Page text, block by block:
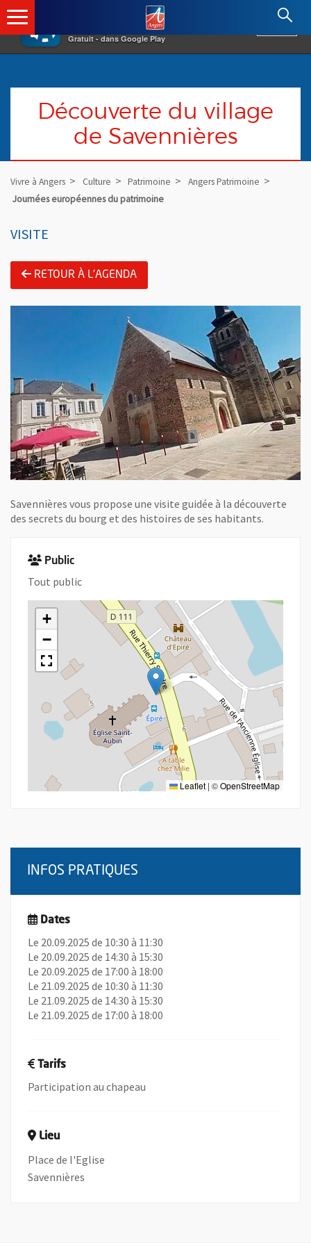
×
Gratuit - dans Google Play
Angers.fr : Retour à l'accueil
Découverte du village
de Savennières
Vivre à Angers Culture Patrimoine
Angers Patrimoine
Journées européennes du patrimoine
VISITE
RETOUR À L'AGENDA
Savennières vous propose une visite guidée à la découverte
des secrets du bourg et des histoires de ses habitants.
Public
Tout public
+
−
Leaflet | ©OpenStreetMap
INFOS PRATIQUES
Dates
Le 20.09.2025 de 10:30 à 11:30
Le 20.09.2025 de 14:30 à 15:30
Le 20.09.2025 de 17:00 à 18:00
Le 21.09.2025 de 10:30 à 11:30
Le 21.09.2025 de 14:30 à 15:30
Le 21.09.2025 de 17:00 à 18:00
Tarifs
Participation au chapeau
Lieu
Place de l'Eglise
Savennières